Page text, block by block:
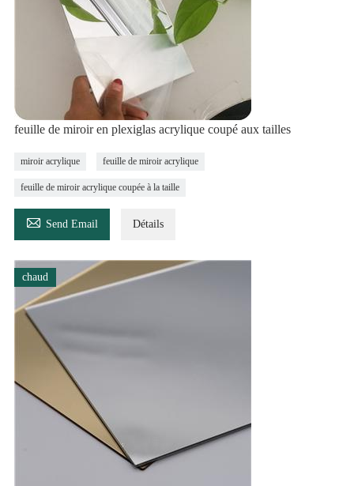
feuille de miroir en plexiglas acrylique coupé aux tailles
miroir acrylique feuille de miroir acrylique
feuille de miroir acrylique coupée à la taille
 Send Email Détails
chaud